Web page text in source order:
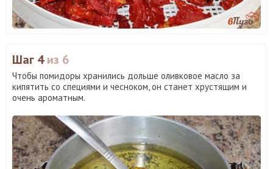
Шаг 4из 6
Чтобы помидоры хранились дольше оливковое масло за
кипятить со специями и чесноком, он станет хрустящим и
очень ароматным.